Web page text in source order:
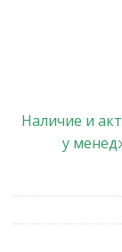
Наличие и
у